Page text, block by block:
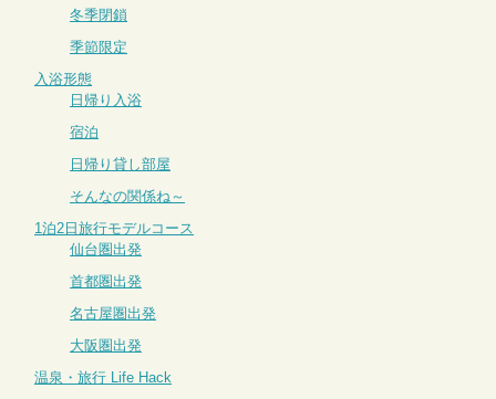
冬季閉鎖
季節限定
入浴形態
日帰り入浴
宿泊
日帰り貸し部屋
そんなの関係ね～
1泊2日旅行モデルコース
仙台圏出発
首都圏出発
名古屋圏出発
大阪圏出発
温泉・旅行 Life Hack